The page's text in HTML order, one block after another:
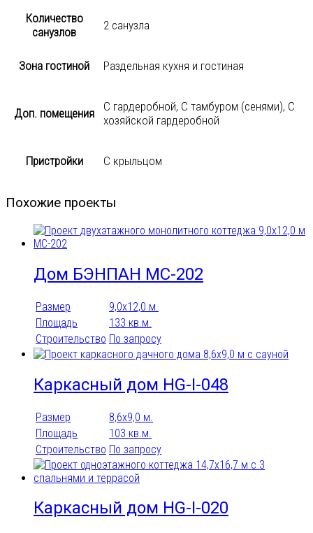
Количество
санузлов
2 санузла
Зона гостиной Раздельная кухня и гостиная
Доп. помещения
С гардеробной, С тамбуром (сенями), С
хозяйской гардеробной
Пристройки С крыльцом
Похожие проекты
Дом БЭНПАН МС-202
Размер
9,0х12,0 м.
Площадь
133 кв.м.
Строительство По запросу
Каркасный дом HG-I-048
Размер
8,6x9,0 м.
Площадь
103 кв.м.
Строительство По запросу
Каркасный дом HG-I-020